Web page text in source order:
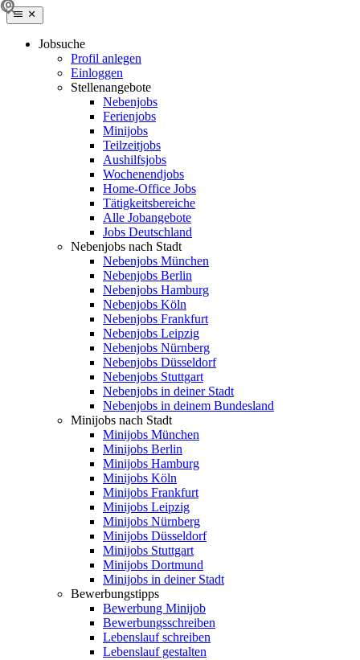
Jobsuche
Profil anlegen
Einloggen
Stellenangebote
Nebenjobs
Ferienjobs
Minijobs
Teilzeitjobs
Aushilfsjobs
Wochenendjobs
Home-Office Jobs
Tätigkeitsbereiche
Alle Jobangebote
Jobs Deutschland
Nebenjobs nach Stadt
Nebenjobs München
Nebenjobs Berlin
Nebenjobs Hamburg
Nebenjobs Köln
Nebenjobs Frankfurt
Nebenjobs Leipzig
Nebenjobs Nürnberg
Nebenjobs Düsseldorf
Nebenjobs Stuttgart
Nebenjobs in deiner Stadt
Nebenjobs in deinem Bundesland
Minijobs nach Stadt
Minijobs München
Minijobs Berlin
Minijobs Hamburg
Minijobs Köln
Minijobs Frankfurt
Minijobs Leipzig
Minijobs Nürnberg
Minijobs Düsseldorf
Minijobs Stuttgart
Minijobs Dortmund
Minijobs in deiner Stadt
Bewerbungstipps
Bewerbung Minijob
Bewerbungsschreiben
Lebenslauf schreiben
Lebenslauf gestalten